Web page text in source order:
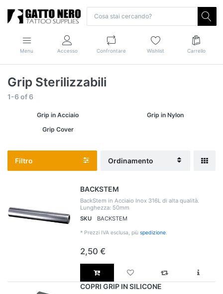
Menu Accesso Confrontare Wishlist Carrello
Grip Sterilizzabili
1-6of6
Grip in Acciaio
Grip in Nylon
Grip Cover
Filtro Ordinamento
BACKSTEM
BackStem in Acciaio Inox 316L di alta qualità.
Lunghezza: 50mm
SKU
BACKSTEM
* Prezzi IVA esclusa, più spedizione.
2,50 €
COPRI GRIP IN SILICONE